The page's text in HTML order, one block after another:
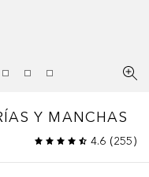
Y MANCHAS
4.6 (255)